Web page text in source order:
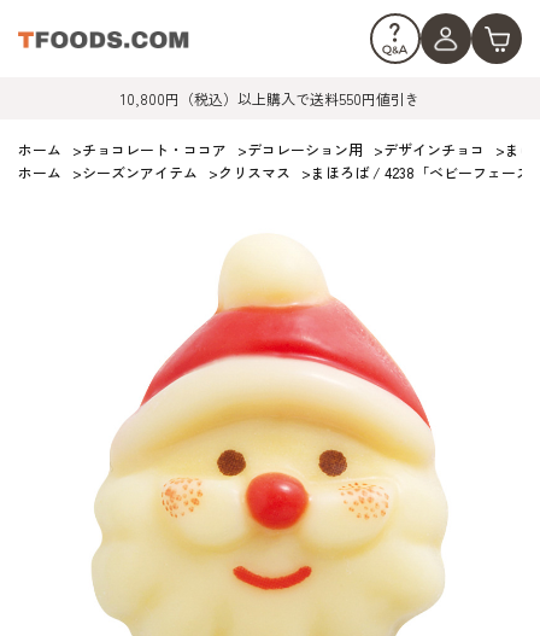
10,800円（税込）以上購入で送料550円値引き
ホーム >チョコレート・ココア >デコレーション用 >デザインチョコ >まほ
ホーム
>シーズンアイテム >クリスマス >まほろば / 4238「ベビーフェース